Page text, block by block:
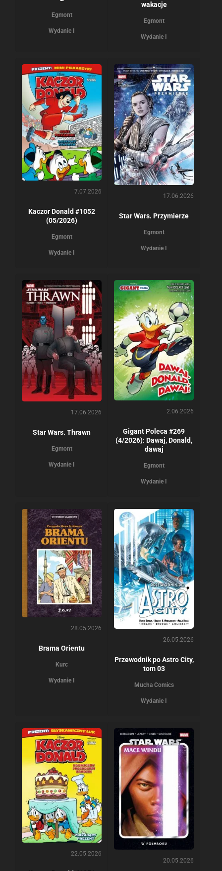
Egmont
Wydanie I
wakacje
Egmont
Wydanie I
7.07.2026
Kaczor Donald #1052
(05/2026)
Egmont
Wydanie I
17.06.2026
Star Wars. Przymierze
Egmont
Wydanie I
17.06.2026
Star Wars. Thrawn
Egmont
Wydanie I
2.06.2026
Gigant Poleca #269
(4/2026): Dawaj, Donald,
dawaj
Egmont
Wydanie I
28.05.2026
Brama Orientu
Kurc
Wydanie I
26.05.2026
Przewodnik po Astro City,
tom 03
Mucha Comics
Wydanie I
22.05.2026
20.05.2026